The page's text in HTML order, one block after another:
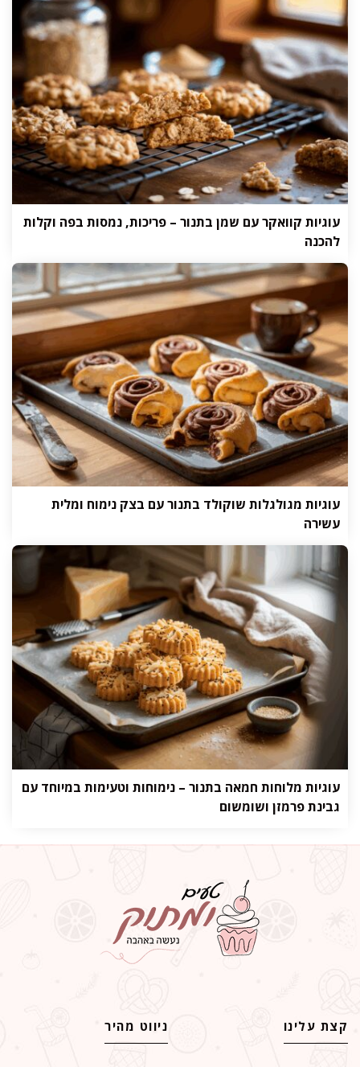
עוגיות קוואקר עם שמן בתנור – פריכות, נמסות בפה וקלות
להכנה
עוגיות מגולגלות שוקולד בתנור עם בצק נימוח ומלית
עשירה
עוגיות מלוחות חמאה בתנור – נימוחות וטעימות במיוחד עם
גבינת פרמזן ושומשום
קצת עלינו ניווט מהיר